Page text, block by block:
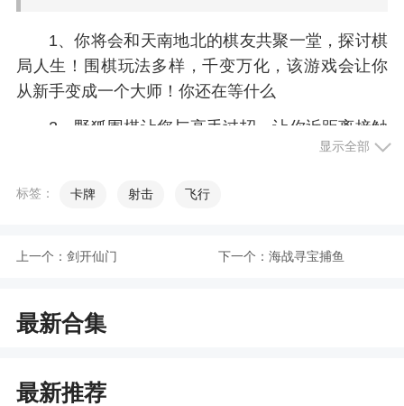
1、你将会和天南地北的棋友共聚一堂，探讨棋
局人生！围棋玩法多样，千变万化，该游戏会让你
从新手变成一个大师！你还在等什么
2、野狐围棋让您与高手过招，让你近距离接触
网络神话，野狐围棋是qq游戏大厅中的一款围棋游
master在野狐对战平台中力挑中日韩三国顶峰，一
3、就算我什么围棋都不下载就是不能不下载他
更新日志
显示全部
标签： 卡牌 射击 飞行
上一个： 剑开仙门 下一个： 海战寻宝捕鱼
最新合集
最新推荐